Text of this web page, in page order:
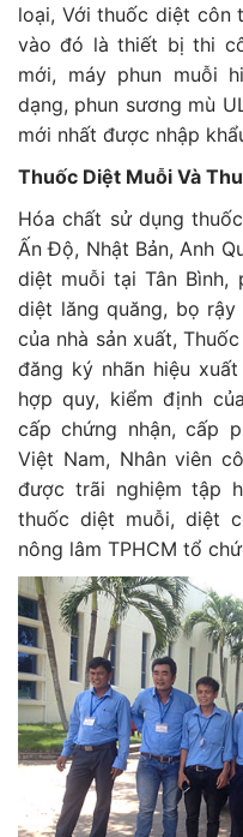
loại, Với thuốc diệt côn
vào đó là thiết bị thi
mới, máy phun muỗi
dạng, phun sương mù
mới nhất được nhập
Thuốc Diệt Muỗi Và
Hóa chất sử dụng
Ấn Độ, Nhật Bản, Anh
diệt muỗi tại Tân Bình,
diệt lăng quăng, bọ
của nhà sản xuất,
đăng ký nhãn hiệu
hợp quy, kiểm định
cấp chứng nhận, cấp
Việt Nam, Nhân viên
được trãi nghiệm tập
thuốc diệt muỗi, diệt
nông lâm TPHCM tổ